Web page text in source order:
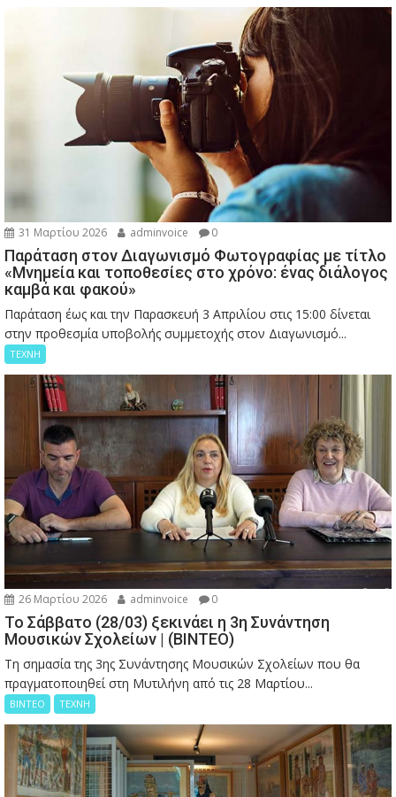
31 Μαρτίου 2026 adminvoice 0
Παράταση στον Διαγωνισμό Φωτογραφίας με τίτλο
«Μνημεία και τοποθεσίες στο χρόνο: ένας διάλογος
καμβά και φακού»
Παράταση έως και την Παρασκευή 3 Απριλίου στις 15:00 δίνεται
στην προθεσμία υποβολής συμμετοχής στον Διαγωνισμό...
ΤΕΧΝΗ
26 Μαρτίου 2026 adminvoice 0
Το Σάββατο (28/03) ξεκινάει η 3η Συνάντηση
Μουσικών Σχολείων | (ΒΙΝΤΕΟ)
Τη σημασία της 3ης Συνάντησης Μουσικών Σχολείων που θα
πραγματοποιηθεί στη Μυτιλήνη από τις 28 Μαρτίου...
ΒΙΝΤΕΟ ΤΕΧΝΗ